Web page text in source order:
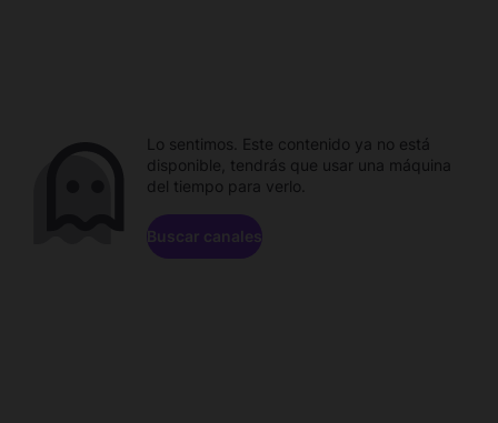
Lo sentimos. Este contenido ya no está
disponible, tendrás que usar una máquina
del tiempo para verlo.
Buscar canales